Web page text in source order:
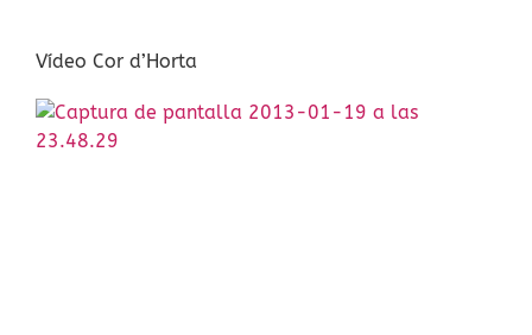
Vídeo Cor d’Horta